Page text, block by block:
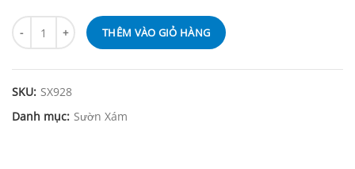
THÊM VÀO GIỎ HÀNG
SKU: SX928
Danh mục: Sườn Xám